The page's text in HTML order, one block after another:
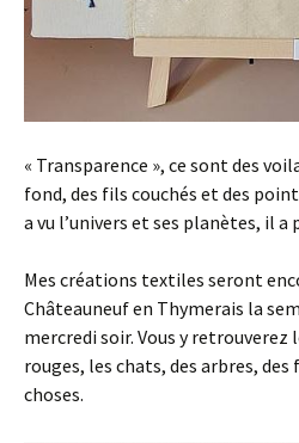
« Transparence », ce sont des
fond, des fils couchés et des
a vu l’univers et ses planètes, il
Mes créations textiles seront
Châteauneuf en Thymerais la
mercredi soir. Vous y
rouges, les chats, des arbres,
choses.